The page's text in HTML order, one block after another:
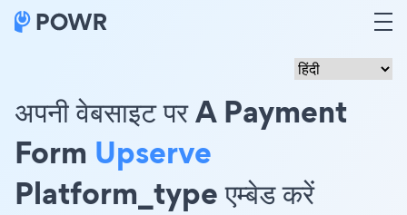
अपनी वेबसाइट पर A Payment
Form Upserve
Platform_type एम्बेड करें